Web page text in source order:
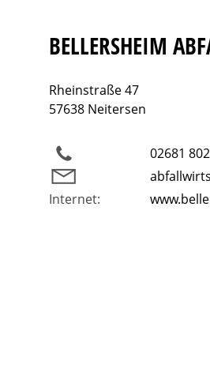
BELLERSHEIM
Rheinstraße 47
57638 Neitersen
02681
Internet: